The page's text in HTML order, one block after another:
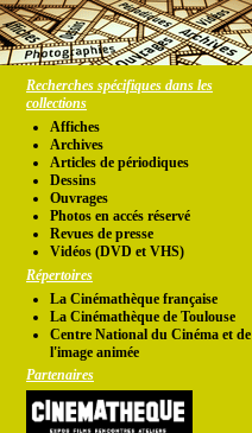
Recherches spécifiques dans les
collections
Affiches
Archives
Articles de périodiques
Dessins
Ouvrages
Photos en accés réservé
Revues de presse
Vidéos (DVD et VHS)
Répertoires
La Cinémathèque française
La Cinémathèque de Toulouse
Centre National du Cinéma et de
l'image animée
Partenaires